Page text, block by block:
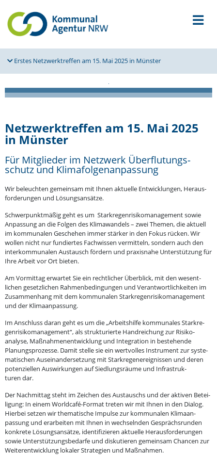
Erstes Netzwerktreffen am 15. Mai 2025 in Münster
Netzwerktreffen am 15. Mai 2025
in Münster
Für Mitglieder im Netzwerk Überflu­tungs­
schutz und Klimafolgenanpassung
Wir beleuchten gemeinsam mit Ihnen aktuelle Entwick­lungen, Heraus­
for­de­rungen und Lösungsansätze.
Schwer­punkt­mäßig geht es um Stark­re­gen­ri­si­ko­ma­nagement sowie
Anpassung an die Folgen des Klima­wandels – zwei Themen, die aktuell
im kommu­nalen Geschehen immer stärker in den Fokus rücken. Wir
wollen nicht nur fundiertes Fachwissen vermitteln, sondern auch den
inter­kom­mu­nalen Austausch fördern und praxisnahe Unter­stützung für
Ihre Arbeit vor Ort bieten.
Am Vormittag erwartet Sie ein recht­licher Überblick, mit den wesent­
lichen gesetz­lichen Rahmen­be­din­gungen und Verant­wort­lich­keiten im
Zusam­menhang mit dem kommu­nalen Stark­re­gen­ri­si­ko­ma­nagement
und der Klimaanpassung.
Im Anschluss daran geht es um die „Arbeits­hilfe kommu­nales Stark­re­
gen­ri­si­ko­ma­nagement“, als struk­tu­rierte Handrei­chung zur Risiko­
analyse, Maßnah­men­ent­wicklung und Integration in bestehende
Planungs­pro­zesse. Damit stelle sie ein wertvolles Instrument zur syste­
ma­ti­schen Ausein­an­der­setzung mit Stark­re­gen­er­eig­nissen und deren
poten­zi­ellen Auswir­kungen auf Siedlungs­räume und Infra­struk­
turen dar.
Der Nachmittag steht im Zeichen des Austauschs und der aktiven Betei­
ligung: In einem Worldcafé-Format treten wir mit Ihnen in den Dialog.
Hierbei setzen wir thema­tische Impulse zur kommu­nalen Klima­an­
passung und erarbeiten mit Ihnen in wechselnden Gesprächs­runden
konkrete Lösungs­an­sätze, identi­fi­zieren aktuelle Heraus­for­de­rungen
sowie Unter­stüt­zungs­be­darfe und disku­tieren gemeinsam Chancen zur
Weiter­ent­wicklung lokaler Strategien und Maßnahmen.